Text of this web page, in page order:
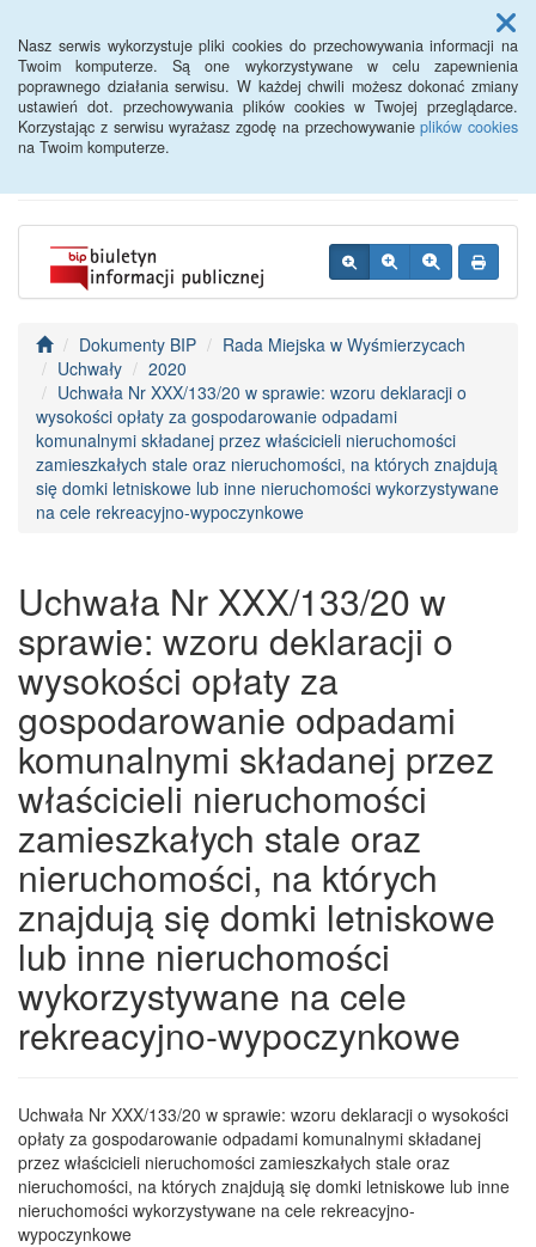
Nasz serwis wykorzystuje pliki cookies do przechowywania informacji na
Twoim komputerze. Są one wykorzystywane w celu zapewnienia
poprawnego działania serwisu. W każdej chwili możesz dokonać zmiany
ustawień dot. przechowywania plików cookies w Twojej przeglądarce.
Korzystając z serwisu wyrażasz zgodę na przechowywanieplików cookies
na Twoim komputerze.
Menu
BIP - Urząd Miejski
Wyśmierzyce
Dokumenty BIP
Rada Miejska w Wyśmierzycach
Uchwały
2020
Uchwała Nr XXX/133/20 w sprawie: wzoru deklaracji o
wysokości opłaty za gospodarowanie odpadami
komunalnymi składanej przez właścicieli nieruchomości
zamieszkałych stale oraz nieruchomości, na których znajdują
się domki letniskowe lub inne nieruchomości wykorzystywane
na cele rekreacyjno-wypoczynkowe
Uchwała Nr XXX/133/20 w
sprawie: wzoru deklaracji o
wysokości opłaty za
gospodarowanie odpadami
komunalnymi składanej przez
właścicieli nieruchomości
zamieszkałych stale oraz
nieruchomości, na których
znajdują się domki letniskowe
lub inne nieruchomości
wykorzystywane na cele
rekreacyjno-wypoczynkowe
Uchwała Nr XXX/133/20 w sprawie: wzoru deklaracji o wysokości
opłaty za gospodarowanie odpadami komunalnymi składanej
przez właścicieli nieruchomości zamieszkałych stale oraz
nieruchomości, na których znajdują się domki letniskowe lub inne
nieruchomości wykorzystywane na cele rekreacyjno-
wypoczynkowe